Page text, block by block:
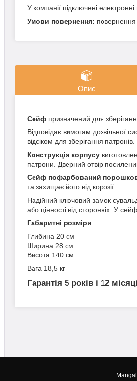
У компанії підключені
повернення
Опис
Сейф призначений для
Відповідає вимогам дозвільної
відсіком для зберігання патронів.
Конструкція корпусу
патрони. Дверний отвір
Сейф пофарбований
та захищає його від корозії.
Надійний ключовий замок
або цінності від сторонніх. У
Габаритні розміри
Глибина 20 см
Ширина 28 см
Висота 140 см
Вага 18,5 кг
Гарантія 5 років і 12